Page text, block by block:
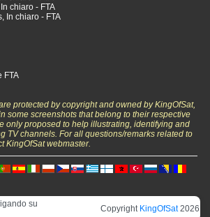
chiaro - FTA
In chiaro - FTA
FTA
protected by copyright and owned by KingOfSat,
some screenshots that belong to their respective
only proposed to help illustrating, identifying and
TV channels. For all questions/remarks related to
KingOfSat webmaster.
su
Copyright KingOfSat2026